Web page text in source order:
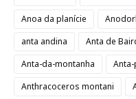
Anoa da planície
anta andina
Anta de
Anta-da-montanha
Anthracoceros montani